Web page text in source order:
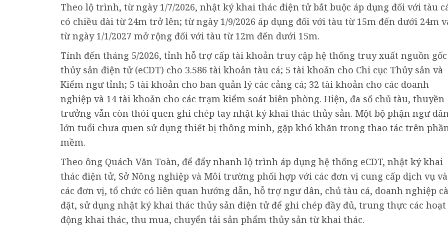
Theo lộ trình, từ ngày 1/7/2026, nhật ký khai thác điện tử bắt buộc áp dụng đối với tàu
có chiều dài từ 24m trở lên; từ ngày 1/9/2026 áp dụng đối với tàu từ 15m đến dưới 24m
từ ngày 1/1/2027 mở rộng đối với tàu từ 12m đến dưới 15m.
Tính đến tháng 5/2026, tỉnh hỗ trợ cấp tài khoản truy cập hệ thống truy xuất nguồn gốc
thủy sản điện tử (eCDT) cho 3.586 tài khoản tàu cá; 5 tài khoản cho Chi cục Thủy sản và
Kiểm ngư tỉnh; 5 tài khoản cho ban quản lý các cảng cá; 32 tài khoản cho các doanh
nghiệp và 14 tài khoản cho các trạm kiểm soát biên phòng. Hiện, đa số chủ tàu, thuyền
trưởng vẫn còn thói quen ghi chép tay nhật ký khai thác thủy sản. Một bộ phận ngư
lớn tuổi chưa quen sử dụng thiết bị thông minh, gặp khó khăn trong thao tác trên
mềm.
Theo ông Quách Văn Toàn, để đẩy nhanh lộ trình áp dụng hệ thống eCDT, nhật ký khai
thác điện tử, Sở Nông nghiệp và Môi trường phối hợp với các đơn vị cung cấp dịch vụ và
các đơn vị, tổ chức có liên quan hướng dẫn, hỗ trợ ngư dân, chủ tàu cá, doanh nghiệp
đặt, sử dụng nhật ký khai thác thủy sản điện tử để ghi chép đầy đủ, trung thực các hoạt
động khai thác, thu mua, chuyển tải sản phẩm thủy sản từ khai thác.